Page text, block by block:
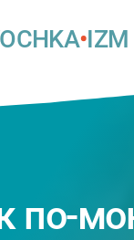
•IZM
по-